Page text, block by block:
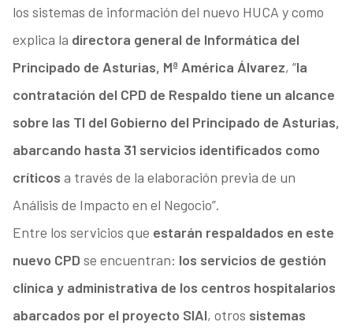
los sistemas de información del nuevo HUCA y como
explica la directora general de Informática del
Principado de Asturias, Mª América Álvarez, “la
contratación del CPD de Respaldo tiene un alcance
sobre las TI del Gobierno del Principado de Asturias,
abarcando hasta 31 servicios identificados como
críticos a través de la elaboración previa de un
Análisis de Impacto en el Negocio”.
Entre los servicios que estarán respaldados en este
nuevo CPD se encuentran: los servicios de gestión
clínica y administrativa de los centros hospitalarios
abarcados por el proyecto SIAI, otros sistemas